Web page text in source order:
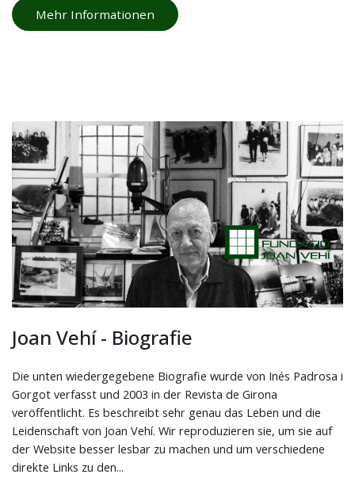
Mehr Informationen
Joan Vehí - Biografie
Die unten wiedergegebene Biografie wurde von Inés Padrosa i
Gorgot verfasst und 2003 in der Revista de Girona
veröffentlicht. Es beschreibt sehr genau das Leben und die
Leidenschaft von Joan Vehí. Wir reproduzieren sie, um sie auf
der Website besser lesbar zu machen und um verschiedene
direkte Links zu den...